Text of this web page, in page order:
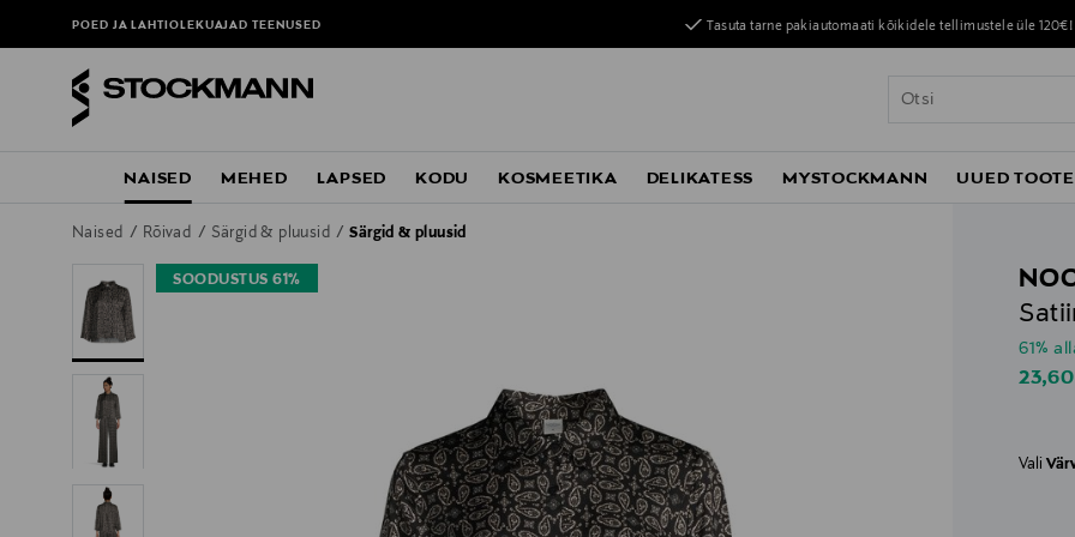
POED JA LAHTIOLEKUAJADTEENUSED Tasuta tarne pakiautomaati kõikidele tellimustele üle 120€!
NAISED MEHED LAPSED KODU KOSMEETIKA DELIKATESS MYSTOCKMANN UUED
Naised Rõivad Särgid & pluusid Särgid & pluusid
SOODUSTUS 61%
61%
Vali